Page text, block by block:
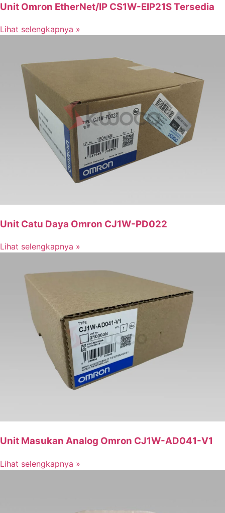
Unit Omron EtherNet/IP CS1W-EIP21S Tersedia
Lihat selengkapnya »
Unit Catu Daya Omron CJ1W-PD022
Lihat selengkapnya »
Unit Masukan Analog Omron CJ1W-AD041-V1
Lihat selengkapnya »